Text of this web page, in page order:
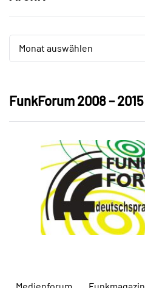
Monat auswählen
Archiv
FunkForum 2008 – 2015